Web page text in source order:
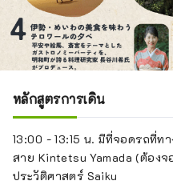
หลักสูตรการเดิน
13:00 - 13:15 น. มีที่จอดรถที่ท
สาย Kintetsu Yamada (ต้อง
ประวัติศาสตร์ Saiku